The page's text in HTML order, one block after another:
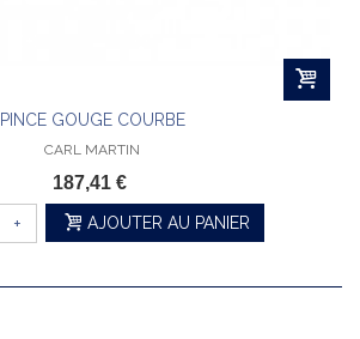
PINCE GOUGE COURBE
CARL MARTIN
187,41 €
+ AJOUTER AU PANIER